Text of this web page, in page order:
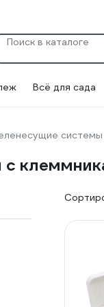
Всё для сада
системы